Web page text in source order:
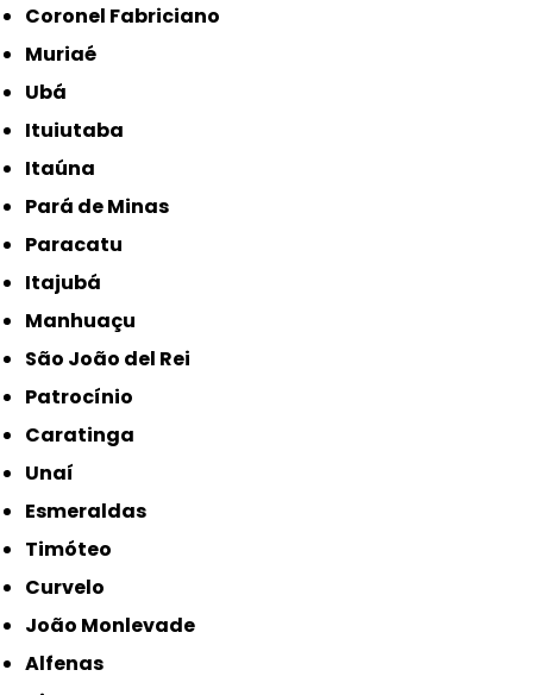
Coronel Fabriciano
Muriaé
Ubá
Ituiutaba
Itaúna
Pará de Minas
Paracatu
Itajubá
Manhuaçu
São João del Rei
Patrocínio
Caratinga
Unaí
Esmeraldas
Timóteo
Curvelo
João Monlevade
Alfenas